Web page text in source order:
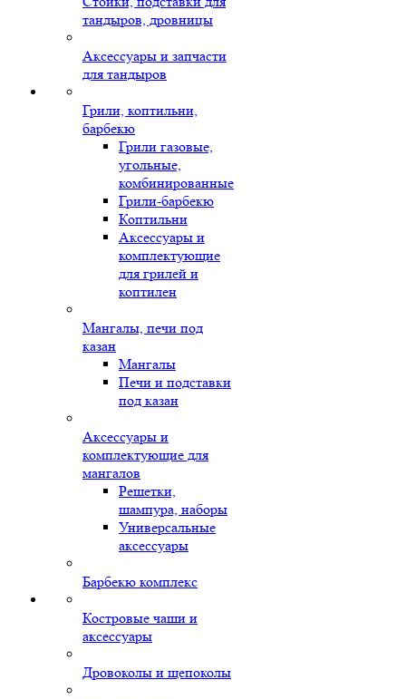
тандыров, дровницы
Аксессуары и запчасти
для тандыров
Грили, коптильни,
барбекю
Грили газовые,
угольные,
комбинированные
Грили-барбекю
Коптильни
Аксессуары и
комплектующие
для грилей и
коптилен
Мангалы, печи под
казан
Мангалы
Печи и подставки
под казан
Аксессуары и
комплектующие для
мангалов
Решетки,
шампура, наборы
Универсальные
аксессуары
Барбекю комплекс
Костровые чаши и
аксессуары
Дровоколы и щепоколы